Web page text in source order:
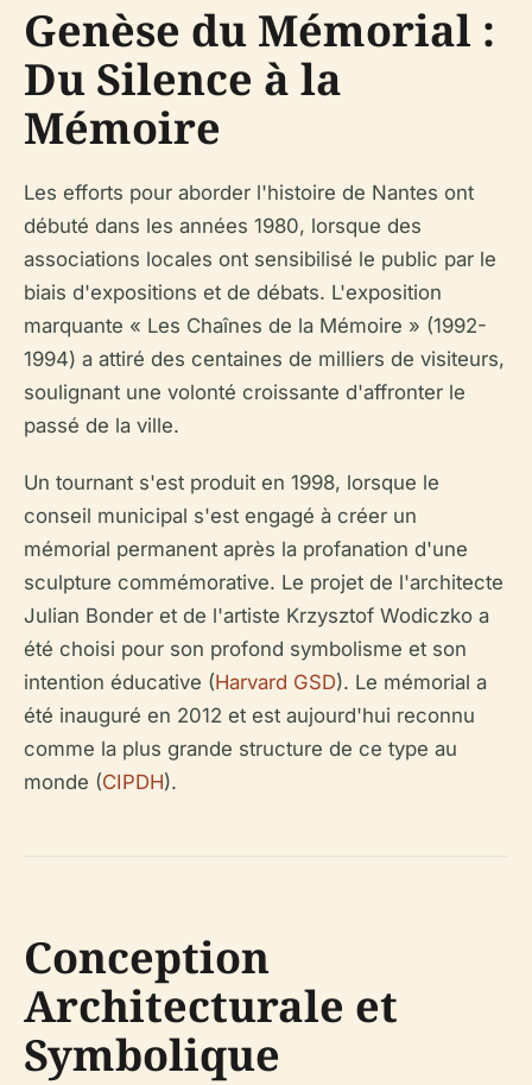
Genèse du Mémorial :
Du Silence à la
Mémoire
Les efforts pour aborder l'histoire de Nantes ont
débuté dans les années 1980, lorsque des
associations locales ont sensibilisé le public par le
biais d'expositions et de débats. L'exposition
marquante « Les Chaînes de la Mémoire » (1992-
1994) a attiré des centaines de milliers de visiteurs,
soulignant une volonté croissante d'affronter le
passé de la ville.
Un tournant s'est produit en 1998, lorsque le
conseil municipal s'est engagé à créer un
mémorial permanent après la​​ profanation​ d'une
sculpture commémorative. Le projet de l'architecte
Julian Bonder et de l'artiste Krzysztof Wodiczko a
été choisi pour son profond symbolisme et son
intention éducative (Harvard GSD). Le mémorial a
été inauguré en 2012 et est aujourd'hui reconnu
comme la plus grande structure de ce type au
monde (CIPDH).
Conception
Architecturale et
Symbolique